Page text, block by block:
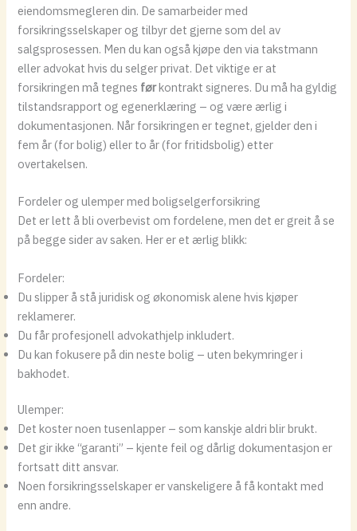
eiendomsmegleren din. De samarbeider med
forsikringsselskaper og tilbyr det gjerne som del av
salgsprosessen. Men du kan også kjøpe den via takstmann
eller advokat hvis du selger privat. Det viktige er at
forsikringen må tegnes førkontrakt signeres. Du må ha gyldig
tilstandsrapport og egenerklæring – og være ærlig i
dokumentasjonen. Når forsikringen er tegnet, gjelder den i
fem år (for bolig) eller to år (for fritidsbolig) etter
overtakelsen.
Fordeler og ulemper med boligselgerforsikring
Det er lett å bli overbevist om fordelene, men det er greit å se
på begge sider av saken. Her er et ærlig blikk:
Fordeler:
Du slipper å stå juridisk og økonomisk alene hvis kjøper
reklamerer.
Du får profesjonell advokathjelp inkludert.
Du kan fokusere på din neste bolig – uten bekymringer i
bakhodet.
Ulemper:
Det koster noen tusenlapper – som kanskje aldri blir brukt.
Det gir ikke “garanti” – kjente feil og dårlig dokumentasjon er
fortsatt ditt ansvar.
Noen forsikringsselskaper er vanskeligere å få kontakt med
enn andre.